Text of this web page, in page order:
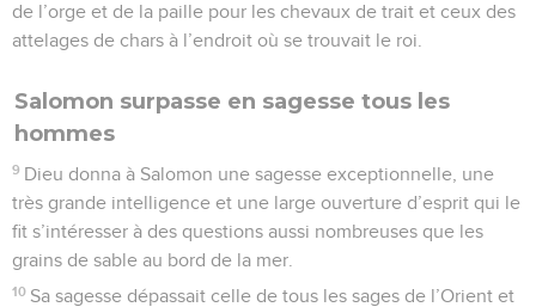
de l’orge et de la paille pour les chevaux de trait et ceux des
attelages de chars à l’endroit où se trouvait le roi.
Salomon surpasse en sagesse tous les
hommes
9 Dieu donna à Salomon une sagesse exceptionnelle, une
très grande intelligence et une large ouverture d’esprit qui le
fit s’intéresser à des questions aussi nombreuses que les
grains de sable au bord de la mer.
10 Sa sagesse dépassait celle de tous les sages de l’Orient et